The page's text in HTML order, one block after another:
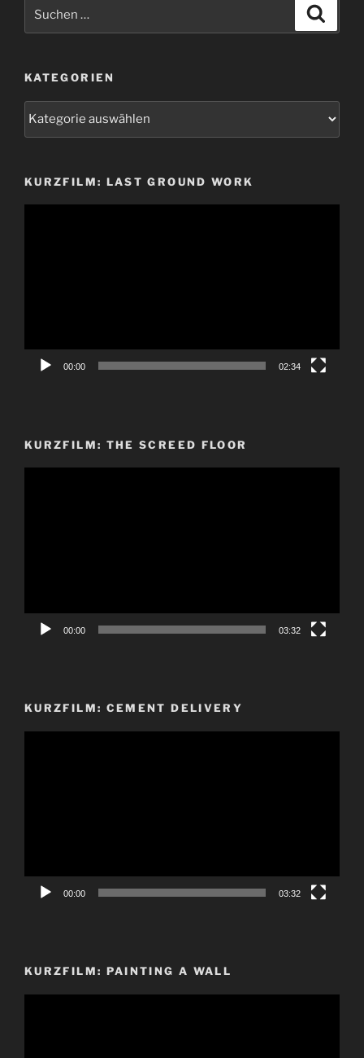
nach:
KATEGORIEN
KURZFILM: LAST GROUND WORK
00:00 02:34
KURZFILM: THE SCREED FLOOR
00:00 03:32
KURZFILM: CEMENT DELIVERY
00:00 03:32
KURZFILM: PAINTING A WALL